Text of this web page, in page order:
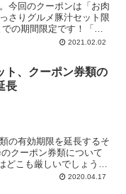
今回のクーポンは「お肉
さりグルメ豚汁セット限
の期間限定です！「ク
2021.02.02
ト、クーポン券類の
長
の有効期限を延長するそ
クーポン券類について
どこも厳しいでしょう
2020.04.17